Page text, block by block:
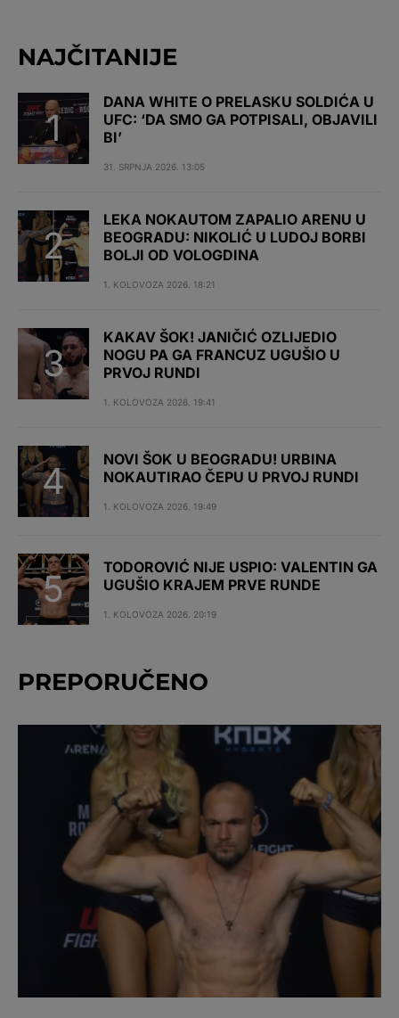
NAJČITANIJE
DANA WHITE O PRELASKU SOLDIĆA U
UFC: ‘DA SMO GA POTPISALI, OBJAVILI
BI’
31. SRPNJA 2026. 13:05
LEKA NOKAUTOM ZAPALIO ARENU U
BEOGRADU: NIKOLIĆ U LUDOJ BORBI
BOLJI OD VOLOGDINA
1. KOLOVOZA 2026. 18:21
KAKAV ŠOK! JANIČIĆ OZLIJEDIO
NOGU PA GA FRANCUZ UGUŠIO U
PRVOJ RUNDI
1. KOLOVOZA 2026. 19:41
NOVI ŠOK U BEOGRADU! URBINA
NOKAUTIRAO ČEPU U PRVOJ RUNDI
1. KOLOVOZA 2026. 19:49
TODOROVIĆ NIJE USPIO: VALENTIN GA
UGUŠIO KRAJEM PRVE RUNDE
1. KOLOVOZA 2026. 20:19
PREPORUČENO